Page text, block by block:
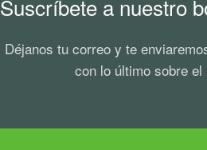
Suscríbete a nuestro
Déjanos tu correo y te
con lo último sobre el